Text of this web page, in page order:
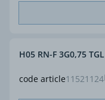
code article11521124
H05 RN-F 3G0,75 TGL